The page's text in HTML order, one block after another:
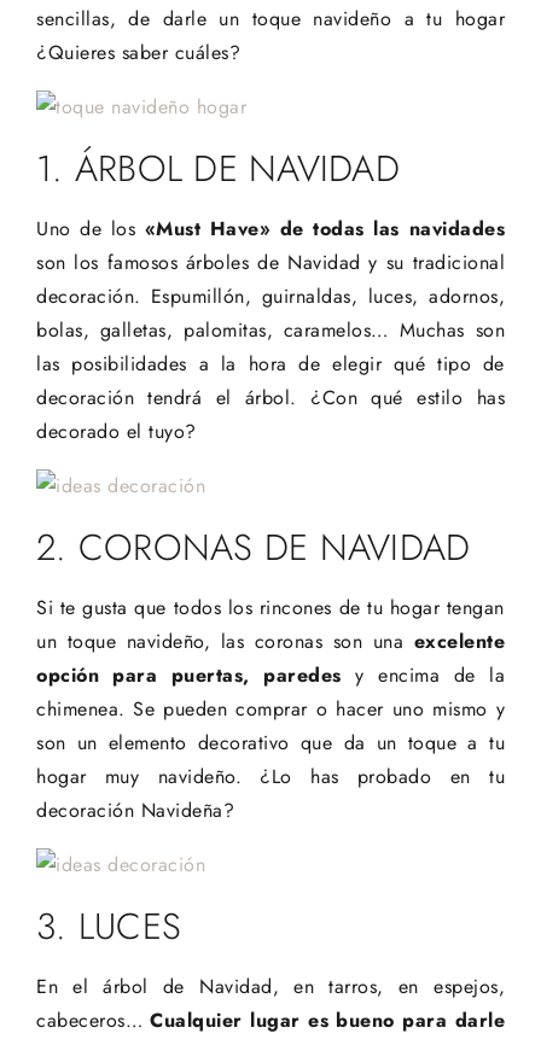
sencillas, de darle un toque navideño a tu hogar
¿Quieres saber cuáles?
1. ÁRBOL DE NAVIDAD
Uno de los «Must Have» de todas las navidades
son los famosos árboles de Navidad y su tradicional
decoración. Espumillón, guirnaldas, luces, adornos,
bolas, galletas, palomitas, caramelos… Muchas son
las posibilidades a la hora de elegir qué tipo de
decoración tendrá el árbol. ¿Con qué estilo has
decorado el tuyo?
2. CORONAS DE NAVIDAD
Si te gusta que todos los rincones de tu hogar tengan
un toque navideño, las coronas son una excelente
opción para puertas, paredes y encima de la
chimenea. Se pueden comprar o hacer uno mismo y
son un elemento decorativo que da un toque a tu
hogar muy navideño. ¿Lo has probado en tu
decoración Navideña?
3. LUCES
En el árbol de Navidad, en tarros, en espejos,
cabeceros…Cualquier lugar es bueno para darle